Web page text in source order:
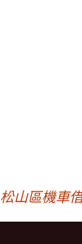
松山區機車